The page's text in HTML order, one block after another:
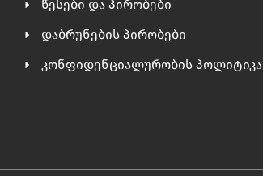
წესები და პირობები
დაბრუნების პირობები
კონფიდენციალურობის პოლიტიკა